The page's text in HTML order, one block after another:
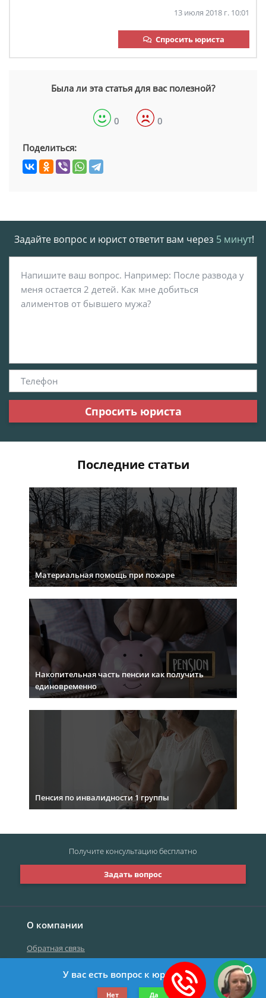
13 июля 2018 г. 10:01
Спросить юриста
Была ли эта статья для вас полезной?
0 0
Поделиться:
Задайте вопрос и юрист ответит вам через 5 минут!
Спросить юриста
Последние статьи
Материальная помощь при пожаре
Накопительная часть пенсии как получить
единовременно
Пенсия по инвалидности 1 группы
О компании
Обратная связь
©2019-2026 Все права защищены.
Задать вопрос
Получите консультациюбесплатно
У вас есть вопрос к юристу?
Нет Да